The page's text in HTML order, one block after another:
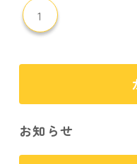
1
お知らせ